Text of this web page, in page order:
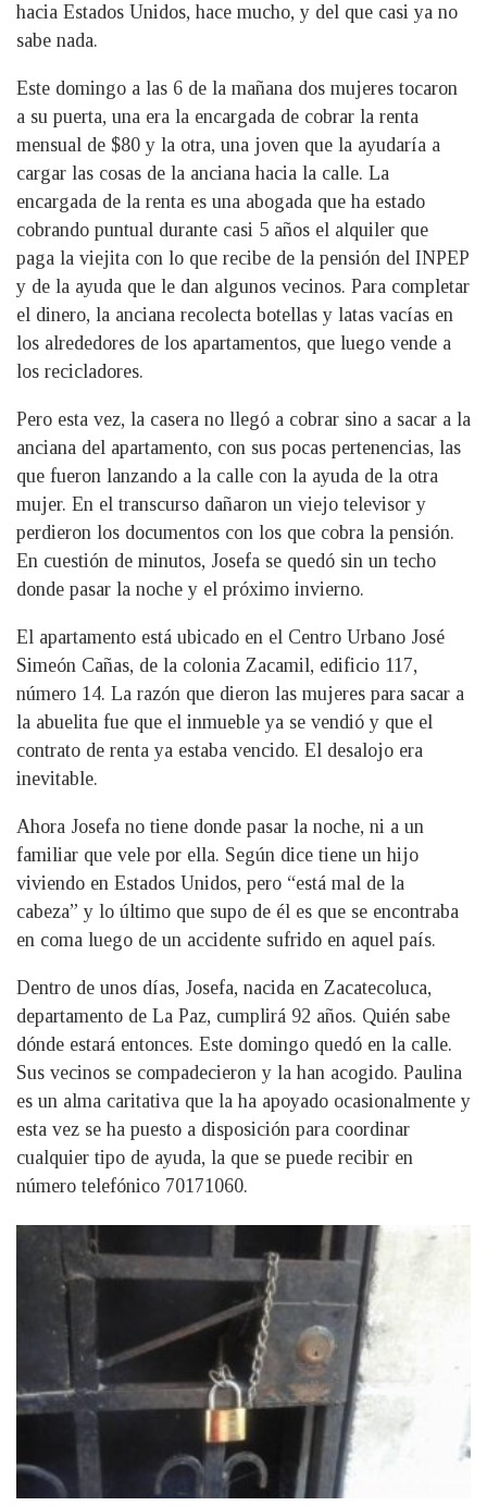
hacia Estados Unidos, hace mucho, y del que casi ya no
sabe nada.
Este domingo a las 6 de la mañana dos mujeres tocaron
a su puerta, una era la encargada de cobrar la renta
mensual de $80 y la otra, una joven que la ayudaría a
cargar las cosas de la anciana hacia la calle. La
encargada de la renta es una abogada que ha estado
cobrando puntual durante casi 5 años el alquiler que
paga la viejita con lo que recibe de la pensión del INPEP
y de la ayuda que le dan algunos vecinos. Para completar
el dinero, la anciana recolecta botellas y latas vacías en
los alrededores de los apartamentos, que luego vende a
los recicladores.
Pero esta vez, la casera no llegó a cobrar sino a sacar a la
anciana del apartamento, con sus pocas pertenencias, las
que fueron lanzando a la calle con la ayuda de la otra
mujer. En el transcurso dañaron un viejo televisor y
perdieron los documentos con los que cobra la pensión.
En cuestión de minutos, Josefa se quedó sin un techo
donde pasar la noche y el próximo invierno.
El apartamento está ubicado en el Centro Urbano José
Simeón Cañas, de la colonia Zacamil, edificio 117,
número 14. La razón que dieron las mujeres para sacar a
la abuelita fue que el inmueble ya se vendió y que el
contrato de renta ya estaba vencido. El desalojo era
inevitable.
Ahora Josefa no tiene donde pasar la noche, ni a un
familiar que vele por ella. Según dice tiene un hijo
viviendo en Estados Unidos, pero “está mal de la
cabeza” y lo último que supo de él es que se encontraba
en coma luego de un accidente sufrido en aquel país.
Dentro de unos días, Josefa, nacida en Zacatecoluca,
departamento de La Paz, cumplirá 92 años. Quién sabe
dónde estará entonces. Este domingo quedó en la calle.
Sus vecinos se compadecieron y la han acogido. Paulina
es un alma caritativa que la ha apoyado ocasionalmente y
esta vez se ha puesto a disposición para coordinar
cualquier tipo de ayuda, la que se puede recibir en
número telefónico 70171060.